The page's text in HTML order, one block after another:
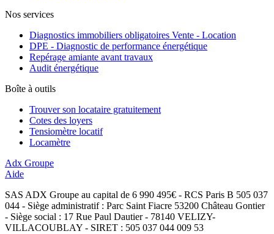
Nos services
Diagnostics immobiliers obligatoires Vente - Location
DPE - Diagnostic de performance énergétique
Repérage amiante avant travaux
Audit énergétique
Boîte à outils
Trouver son locataire gratuitement
Cotes des loyers
Tensiomètre locatif
Locamètre
Adx Groupe
Aide
SAS ADX Groupe au capital de 6 990 495€ - RCS Paris B 505 037
044 - Siège administratif : Parc Saint Fiacre 53200 Château Gontier
- Siège social : 17 Rue Paul Dautier - 78140 VELIZY-
VILLACOUBLAY - SIRET : 505 037 044 009 53